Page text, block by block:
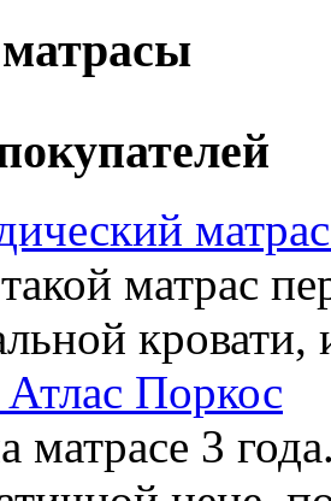
матрас
Поркос
матрасе 3